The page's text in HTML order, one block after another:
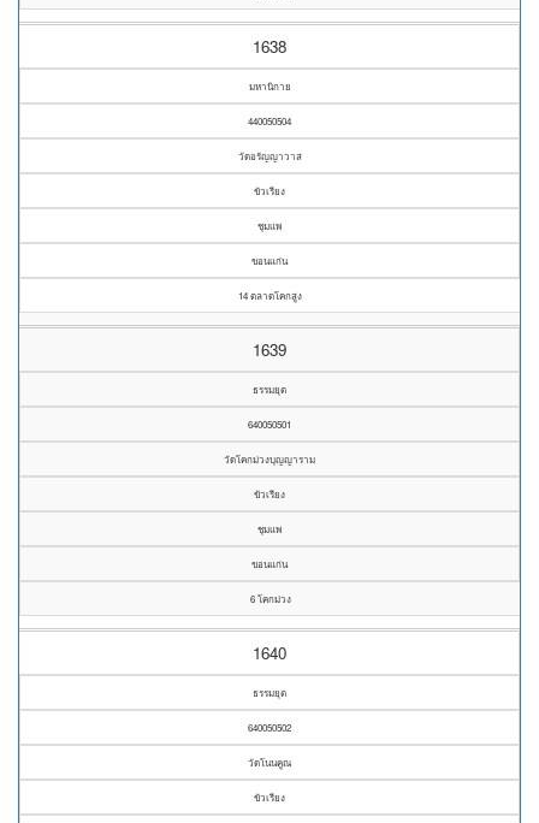
1638
มหานิกาย
440050504
วัดอรัญญาวาส
ขัวเรียง
ชุมแพ
ขอนแก่น
14 ตลาดโคกสูง
1639
ธรรมยุต
640050501
วัดโคกม่วงบุญญาราม
ขัวเรียง
ชุมแพ
ขอนแก่น
6 โคกม่วง
1640
ธรรมยุต
640050502
วัดโนนคูณ
ขัวเรียง